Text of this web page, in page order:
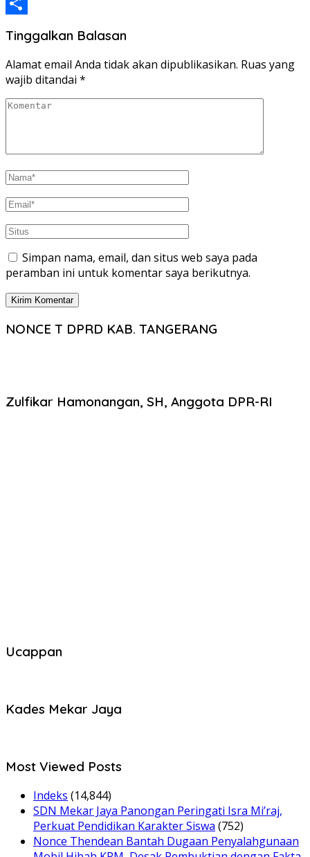
LinkedIn
Tinggalkan Balasan
Alamat email Anda tidak akan dipublikasikan. Ruas yang
wajib ditandai *
Simpan nama, email, dan situs web saya pada
peramban ini untuk komentar saya berikutnya.
NONCE T DPRD KAB. TANGERANG
Zulfikar Hamonangan, SH, Anggota DPR-RI
Ucappan
Kades Mekar Jaya
Most Viewed Posts
Indeks (14,844)
SDN Mekar Jaya Panongan Peringati Isra Mi’raj,
Perkuat Pendidikan Karakter Siswa (752)
Nonce Thendean Bantah Dugaan Penyalahgunaan